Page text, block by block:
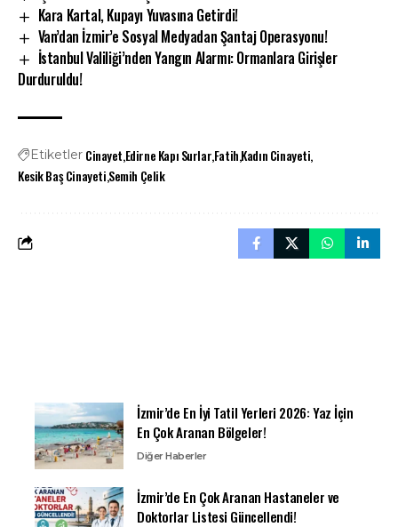
Kara Kartal, Kupayı Yuvasına Getirdi!
Van’dan İzmir’e Sosyal Medyadan Şantaj Operasyonu!
İstanbul Valiliği’nden Yangın Alarmı: Ormanlara Girişler
Durduruldu!
Etiketler CinayetEdirne Kapı SurlarFatihKadın Cinayeti
Kesik Baş CinayetiSemih Çelik
İzmir’de En İyi Tatil Yerleri 2026: Yaz İçin
En Çok Aranan Bölgeler!
Diğer Haberler
İzmir’de En Çok Aranan Hastaneler ve
Doktorlar Listesi Güncellendi!